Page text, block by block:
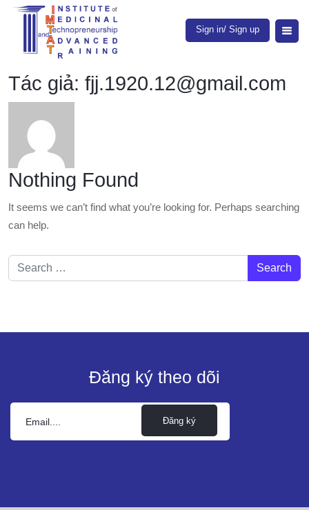
Sign in/ Sign up
Tác giả: fjj.1920.12@gmail.com
Nothing Found
It seems we can’t find what you’re looking for. Perhaps searching
can help.
Search for:
Đăng ký theo dõi
Đăng ký